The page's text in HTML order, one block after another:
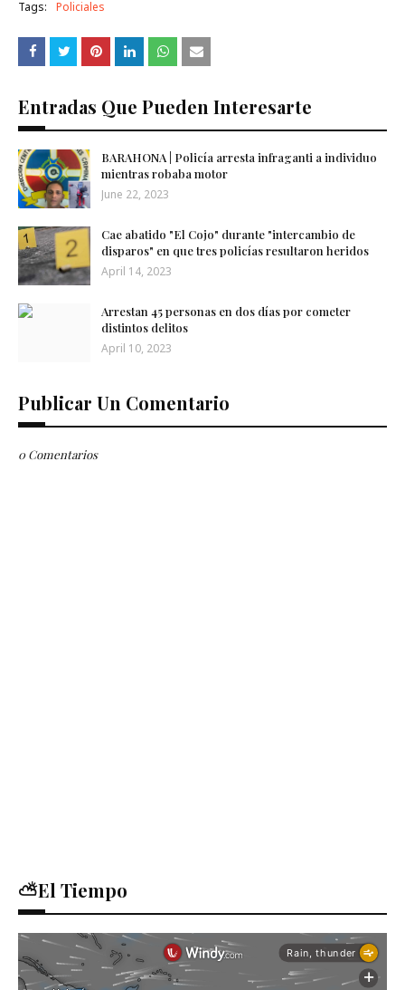
Tags: Policiales
Entradas Que Pueden Interesarte
BARAHONA | Policía arresta infraganti a individuo
mientras robaba motor
June 22, 2023
Cae abatido "El Cojo" durante "intercambio de
disparos" en que tres policías resultaron heridos
April 14, 2023
Arrestan 45 personas en dos días por cometer
distintos delitos
April 10, 2023
Publicar Un Comentario
0 Comentarios
⛅El Tiempo